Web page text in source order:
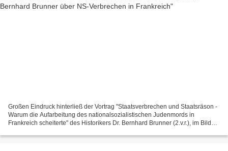
Großen Eindruck hinterließ der Vortrag "Staatsverbrechen und Staatsräson -
Warum die Aufarbeitung des nationalsozialistischen Judenmords in
Frankreich scheiterte" des Historikers Dr. Bernhard Brunner (2.v.r.), im Bild